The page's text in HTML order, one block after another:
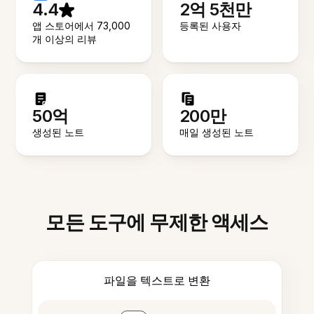
4.4
앱 스토어에서 73,000
개 이상의 리뷰
2억 5천만
등록된 사용자
50억
생성된 노트
200만
매일 생성된 노트
모든 도구에 무제한 액세스
파일을 텍스트로 변환